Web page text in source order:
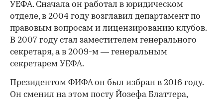
УЕФА. Сначала он работал в юридическом
отделе, в 2004 году возглавил департамент по
правовым вопросам и лицензированию клубов.
В 2007 году стал заместителем генерального
секретаря, а в 2009-м — генеральным
секретарем УЕФА.
Президентом ФИФА он был избран в 2016 году.
Он сменил на этом посту Йозефа Блаттера,